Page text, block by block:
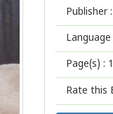
Publisher :
Language
Page(s) :
Rate this